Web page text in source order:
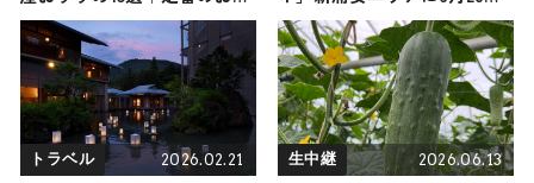
子からかわいいお土産・ばら
まき用まで幅広く紹介
開業 快適な東京ディズニー
リゾートへの旅サポート
トラベル 2026.02.21 生中継 2026.06.13